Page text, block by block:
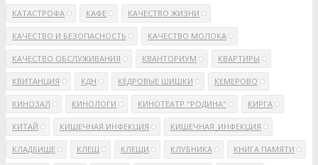
КАТАСТРОФА КАФЕ КАЧЕСТВО ЖИЗНИ
КАЧЕСТВО И БЕЗОПАСНОСТЬ КАЧЕСТВО МОЛОКА
КАЧЕСТВО ОБСЛУЖИВАНИЯ КВАНТОРИУМ КВАРТИРЫ
КВИТАНЦИЯ КДН КЕДРОВЫЕ ШИШКИ КЕМЕРОВО
КИНОЗАЛ КИНОЛОГИ КИНОТЕАТР "РОДИНА" КИРГА
КИТАЙ КИШЕЧНАЯ ИНФЕКЦИЯ КИШЕЧНАЯ_ИНФЕКЦИЯ
КЛАДБИЩЕ КЛЕЩ КЛЕЩИ КЛУБНИКА КНИГА ПАМЯТИ